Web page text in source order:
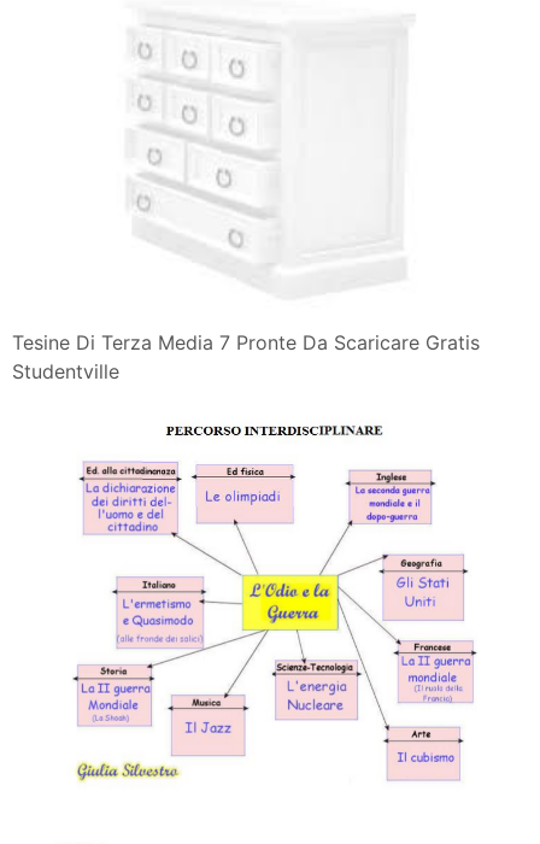
Tesine Di Terza Media 7 Pronte Da Scaricare Gratis
Studentville